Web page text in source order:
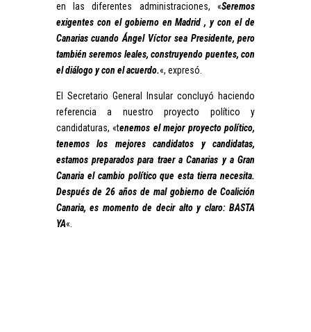
en las diferentes administraciones, «Seremos
exigentes con el gobierno en Madrid , y con el de
Canarias cuando Ángel Víctor sea Presidente, pero
también seremos leales, construyendo puentes, con
el diálogo y con el acuerdo.«, expresó.
El Secretario General Insular concluyó haciendo
referencia a nuestro proyecto político y
candidaturas, «tenemos el mejor proyecto político,
tenemos los mejores candidatos y candidatas,
estamos preparados para traer a Canarias y a Gran
Canaria el cambio político que esta tierra necesita.
Después de 26 años de mal gobierno de Coalición
Canaria, es momento de decir alto y claro: BASTA
YA«.